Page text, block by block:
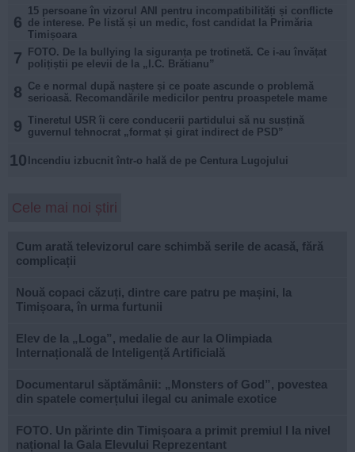
6
15 persoane în vizorul ANI pentru incompatibilități și conflicte
de interese. Pe listă și un medic, fost candidat la Primăria
Timișoara
7
FOTO. De la bullying la siguranța pe trotinetă. Ce i-au învățat
polițiștii pe elevii de la „I.C. Brătianu”
8 Ce e normal după naștere și ce poate ascunde o problemă
serioasă. Recomandările medicilor pentru proaspetele mame
9 Tineretul USR îi cere conducerii partidului să nu susțină
guvernul tehnocrat „format și girat indirect de PSD”
10 Incendiu izbucnit într-o hală de pe Centura Lugojului
Cele mai noi știri
Cum arată televizorul care schimbă serile de acasă, fără
complicații
Nouă copaci căzuți, dintre care patru pe mașini, la
Timișoara, în urma furtunii
Elev de la „Loga”, medalie de aur la Olimpiada
Internațională de Inteligență Artificială
Documentarul săptămânii: „Monsters of God”, povestea
din spatele comerțului ilegal cu animale exotice
FOTO. Un părinte din Timișoara a primit premiul I la nivel
național la Gala Elevului Reprezentant